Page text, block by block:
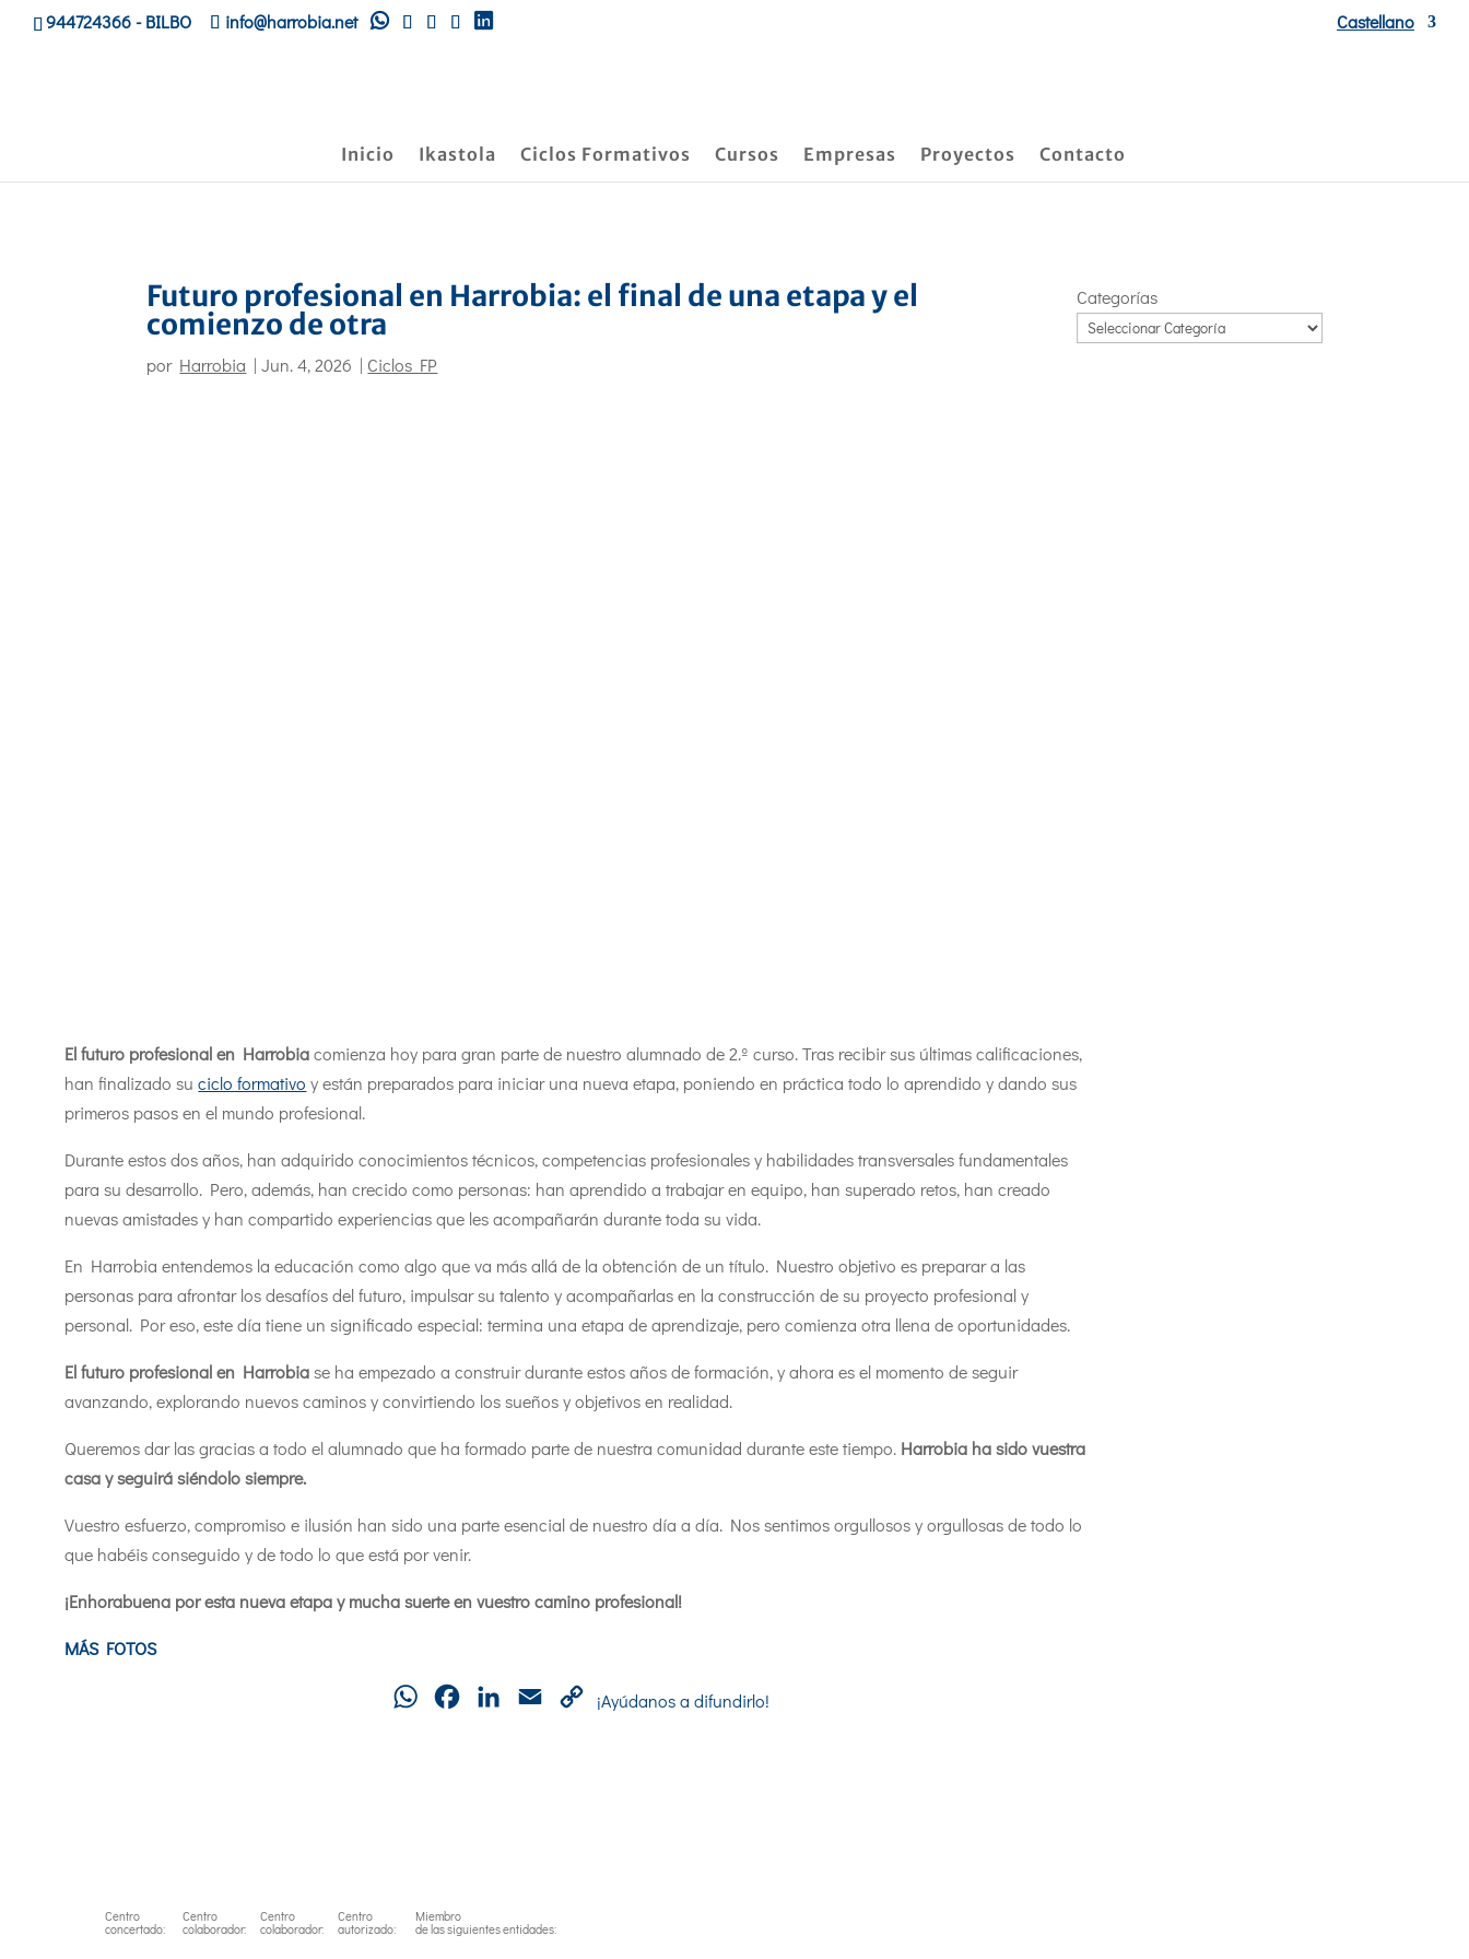
944724366- BILBO info@harrobia.net Castellano
Inicio Ikastola Ciclos Formativos Cursos Empresas Proyectos Contacto
Futuro profesional en Harrobia: el final de una etapa y el
comienzo de otra
por Harrobia |Jun. 4, 2026 | Ciclos FP
El futuro profesional en Harrobiacomienza hoy para gran parte de nuestro alumnado de 2.º curso. Tras recibir sus últimas calificaciones,
han finalizado suciclo formativo y están preparados para iniciar una nueva etapa, poniendo en práctica todo lo aprendido y dando sus
primeros pasos en el mundo profesional.
Durante estos dos años, han adquirido conocimientos técnicos, competencias profesionales y habilidades transversales fundamentales
para su desarrollo. Pero, además, han crecido como personas: han aprendido a trabajar en equipo, han superado retos, han creado
nuevas amistades y han compartido experiencias que les acompañarán durante toda su vida.
En Harrobia entendemos la educación como algo que va más allá de la obtención de un título. Nuestro objetivo es preparar a las
personas para afrontar los desafíos del futuro, impulsar su talento y acompañarlas en la construcción de su proyecto profesional y
personal. Por eso, este día tiene un significado especial: termina una etapa de aprendizaje, pero comienza otra llena de oportunidades.
El futuro profesional en Harrobiase ha empezado a construir durante estos años de formación, y ahora es el momento de seguir
avanzando, explorando nuevos caminos y convirtiendo los sueños y objetivos en realidad.
Queremos dar las gracias a todo el alumnado que ha formado parte de nuestra comunidad durante este tiempo. Harrobia ha sido vuestra
casa y seguirá siéndolo siempre.
Vuestro esfuerzo, compromiso e ilusión han sido una parte esencial de nuestro día a día. Nos sentimos orgullosos y orgullosas de todo lo
que habéis conseguido y de todo lo que está por venir.
¡Enhorabuena por esta nueva etapa y mucha suerte en vuestro camino profesional!
MÁS FOTOS
WhatsAppFacebookLinkedInEmail
Copy
¡Ayúdanos a difundirlo!
Categorías
Centro
concertado:
Centro
colaborador:
Centro
colaborador:
Centro
autorizado:
Miembro
de las siguientes entidades: